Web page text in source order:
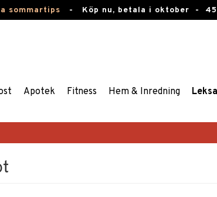
sommartips - Köp nu, betala i oktober -
Apotek Fitness Hem & Inredning